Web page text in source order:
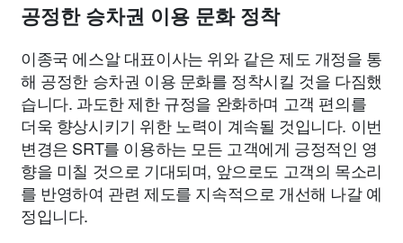
공정한 승차권 이용 문화 정착
이종국 에스알 대표이사는 위와 같은 제도 개정을 통
해 공정한 승차권 이용 문화를 정착시킬 것을 다짐했
습니다. 과도한 제한 규정을 완화하며 고객 편의를
더욱 향상시키기 위한 노력이 계속될 것입니다. 이번
변경은 SRT를 이용하는 모든 고객에게 긍정적인 영
향을 미칠 것으로 기대되며, 앞으로도 고객의 목소리
를 반영하여 관련 제도를 지속적으로 개선해 나갈 예
정입니다.